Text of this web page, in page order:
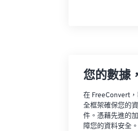
您的數據
在 FreeConvert
全框架確保您的
件。憑藉先進的
障您的資料安全。